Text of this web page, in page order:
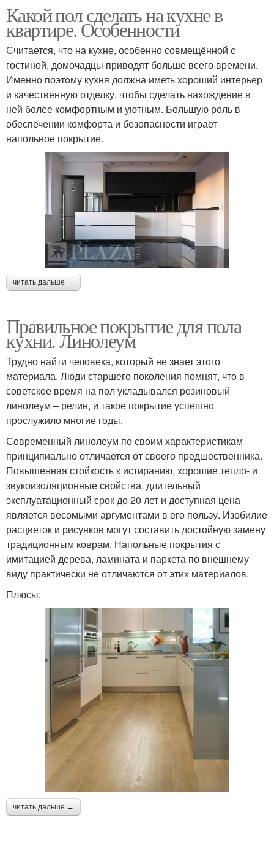
Какой пол сделать на кухне в
квартире. Особенности
Считается, что на кухне, особенно совмещённой с
гостиной, домочадцы приводят больше всего времени.
Именно поэтому кухня должна иметь хороший интерьер
и качественную отделку, чтобы сделать нахождение в
ней более комфортным и уютным. Большую роль в
обеспечении комфорта и безопасности играет
напольное покрытие.
читать дальше →
Правильное покрытие для пола
кухни. Линолеум
Трудно найти человека, который не знает этого
материала. Люди старшего поколения помнят, что в
советское время на пол укладывался резиновый
линолеум – релин, и такое покрытие успешно
прослужило многие годы.
Современный линолеум по своим характеристикам
принципиально отличается от своего предшественника.
Повышенная стойкость к истиранию, хорошие тепло- и
звукоизоляционные свойства, длительный
эксплуатационный срок до 20 лет и доступная цена
является весомыми аргументами в его пользу. Изобилие
расцветок и рисунков могут составить достойную замену
традиционным коврам. Напольные покрытия с
имитацией дерева, ламината и паркета по внешнему
виду практически не отличаются от этих материалов.
Плюсы:
читать дальше →